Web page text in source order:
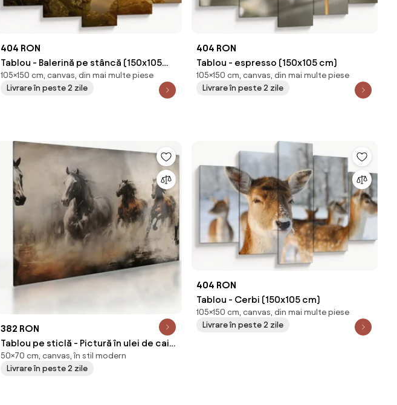
404 RON
Tablou - Balerină pe stâncă (150x105
cm)
105×150 cm, canvas, din mai multe piese
Livrare în peste 2 zile
404 RON
Tablou - espresso (150x105 cm)
105×150 cm, canvas, din mai multe piese
Livrare în peste 2 zile
382 RON
Tablou pe sticlă - Pictură în ulei de cai
(70x50 cm)
50×70 cm, canvas, în stil modern
Livrare în peste 2 zile
404 RON
Tablou - Cerbi (150x105 cm)
105×150 cm, canvas, din mai multe piese
Livrare în peste 2 zile